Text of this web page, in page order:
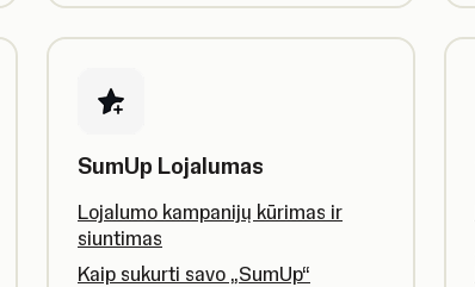
SumUp Lojalumas
Lojalumo kampanijų kūrimas ir
siuntimas
Kaip sukurti savo „SumUp“